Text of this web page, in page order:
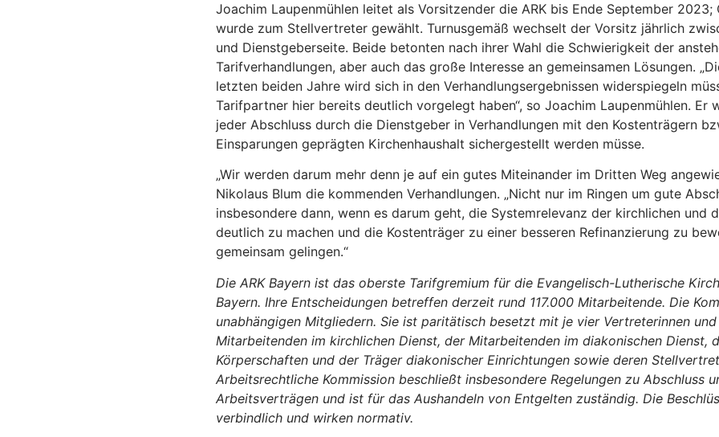
Joachim Laupenmühlen leitet als Vorsitzender die ARK bis Ende September 2023;
wurde zum Stellvertreter gewählt. Turnusgemäß wechselt der Vorsitz jährlich
und Dienstgeberseite. Beide betonten nach ihrer Wahl die Schwierigkeit der
Tarifverhandlungen, aber auch das große Interesse an gemeinsamen Lösungen.
letzten beiden Jahre wird sich in den Verhandlungsergebnissen widerspiegeln
Tarifpartner hier bereits deutlich vorgelegt haben“, so Joachim Laupenmühlen. Er
jeder Abschluss durch die Dienstgeber in Verhandlungen mit den Kostenträgern
Einsparungen geprägten Kirchenhaushalt sichergestellt werden müsse.
„Wir werden darum mehr denn je auf ein gutes Miteinander im Dritten Weg
Nikolaus Blum die kommenden Verhandlungen. „Nicht nur im Ringen um gute
insbesondere dann, wenn es darum geht, die Systemrelevanz der kirchlichen und
deutlich zu machen und die Kostenträger zu einer besseren Refinanzierung zu
gemeinsam gelingen.“
Die ARK Bayern ist das oberste Tarifgremium für die Evangelisch-Lutherische
Bayern. Ihre Entscheidungen betreffen derzeit rund 117.000 Mitarbeitende. Die
unabhängigen Mitgliedern. Sie ist paritätisch besetzt mit je vier Vertreterinnen
Mitarbeitenden im kirchlichen Dienst, der Mitarbeitenden im diakonischen Dienst,
Körperschaften und der Träger diakonischer Einrichtungen sowie deren
Arbeitsrechtliche Kommission beschließt insbesondere Regelungen zu Abschluss
Arbeitsverträgen und ist für das Aushandeln von Entgelten zuständig. Die
verbindlich und wirken normativ.